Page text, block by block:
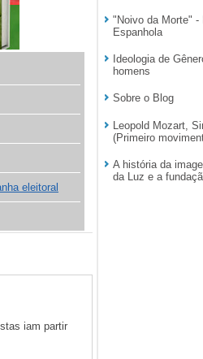
eleitoral
iam partir
"Noivo da Morte" -
Espanhola
Ideologia de
homens
Sobre o Blog
Leopold Mozart,
(Primeiro
A história da
da Luz e a